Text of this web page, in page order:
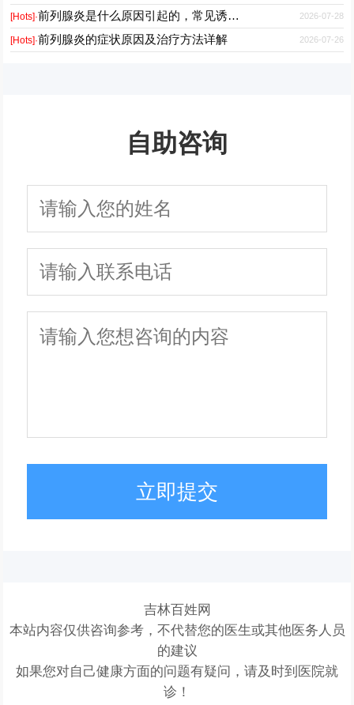
[Hots]·前列腺炎是什么原因引起的，常见诱因有哪些 2026-07-28
[Hots]·前列腺炎的症状原因及治疗方法详解 2026-07-26
自助咨询
立即提交
吉林百姓网
本站内容仅供咨询参考，不代替您的医生或其他医务人员
的建议
如果您对自己健康方面的问题有疑问，请及时到医院就
诊！